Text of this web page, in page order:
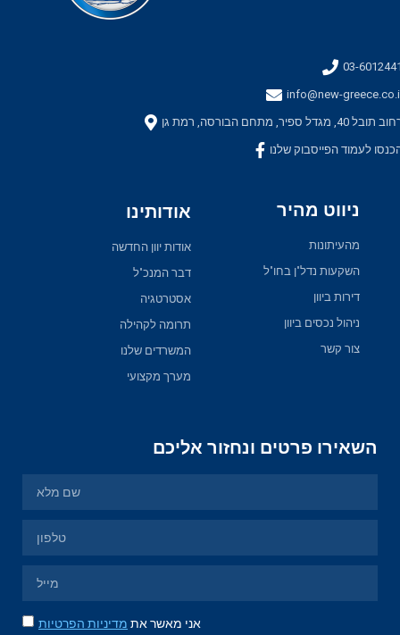
03-
info@new-
תובל 40, מגדל ספיר, מתחם הבורסה, רמת גן
לעמוד הפייסבוק שלנו
אודותינו
אודות יוון החדשה
דבר המנכ"ל
אסטרטגיה
תרומה לקהילה
המשרדים שלנו
מערך מקצועי
ניווט מהיר
מהעיתונות
השקעות נדל"ן בחו"ל
דירות ביוון
ניהול נכסים ביוון
צור קשר
השאירו פרטים ונחזור אליכם
אני מאשר את מדיניות הפרטיות